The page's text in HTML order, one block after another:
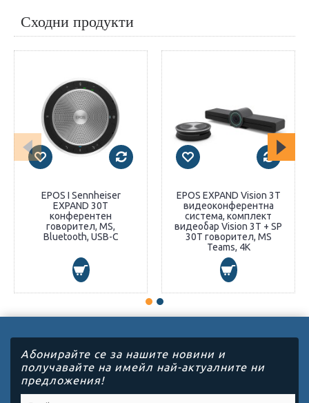
Сходни продукти
EPOS I Sennheiser
EXPAND 30T
конферентен
говорител, MS,
Bluetooth, USB-C
EPOS EXPAND Vision 3T
видеоконферентна
система, комплект
видеобар Vision 3T + SP
30T говорител, MS
Teams, 4K
Абонирайте се за нашите новини и
получавайте на имейл най-актуалните ни
предложения!